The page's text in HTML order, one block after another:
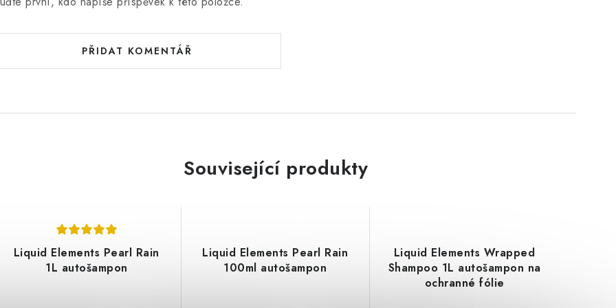
PŘIDAT KOMENTÁŘ
Související produkty
Liquid Elements Pearl Rain
1L autošampon
Liquid Elements Pearl Rain
100ml autošampon
Liquid Elements Wrapped
Shampoo 1L autošampon na
ochranné fólie